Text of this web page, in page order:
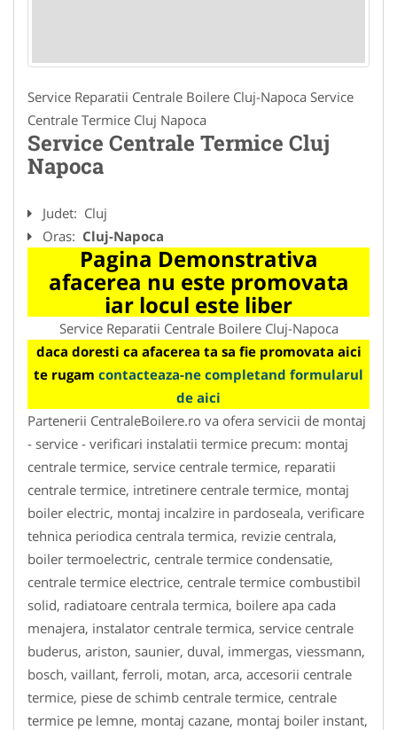
Service Reparatii Centrale Boilere Cluj-Napoca Service
Centrale Termice Cluj Napoca
Service Centrale Termice Cluj
Napoca
Judet: Cluj
Oras: Cluj-Napoca
Pagina Demonstrativa
afacerea nu este promovata
iar locul este liber
Service Reparatii Centrale Boilere Cluj-Napoca
daca doresti ca afacerea ta sa fie promovata aici
te rugam contacteaza-ne completand formularul
de aici
Partenerii CentraleBoilere.ro va ofera servicii de montaj
- service - verificari instalatii termice precum: montaj
centrale termice, service centrale termice, reparatii
centrale termice, intretinere centrale termice, montaj
boiler electric, montaj incalzire in pardoseala, verificare
tehnica periodica centrala termica, revizie centrala,
boiler termoelectric, centrale termice condensatie,
centrale termice electrice, centrale termice combustibil
solid, radiatoare centrala termica, boilere apa cada
menajera, instalator centrale termica, service centrale
buderus, ariston, saunier, duval, immergas, viessmann,
bosch, vaillant, ferroli, motan, arca, accesorii centrale
termice, piese de schimb centrale termice, centrale
termice pe lemne, montaj cazane, montaj boiler instant,